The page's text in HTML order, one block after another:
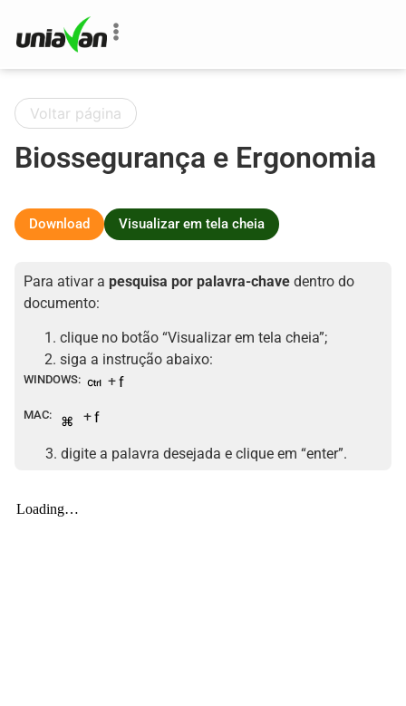
Voltar página
Biossegurança e Ergonomia
Download Visualizar em tela cheia
Para ativar a pesquisa por palavra-chave dentro do
documento:
clique no botão “Visualizar em tela cheia”;
siga a instrução abaixo:
WINDOWS: +
MAC: +
3. digite a palavra desejada e clique em “enter”.